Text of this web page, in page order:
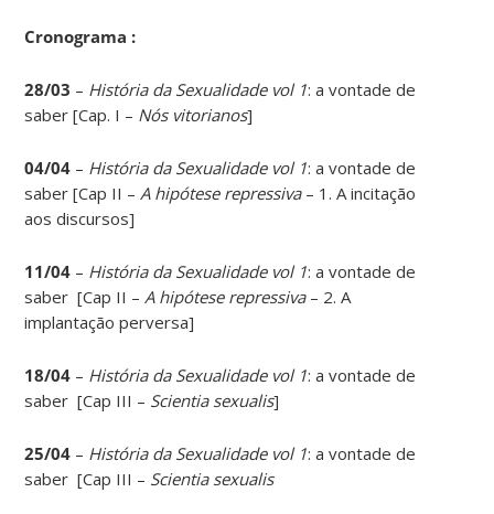
Cronograma :
28/03 – História da Sexualidade vol 1: a vontade de
saber [Cap. I – Nós vitorianos]
04/04 – História da Sexualidade vol 1: a vontade de
saber [Cap II – A hipótese repressiva– 1. A incitação
aos discursos]
11/04 – História da Sexualidade vol 1: a vontade de
saber [Cap II – A hipótese repressiva– 2. A
implantação perversa]
18/04 – História da Sexualidade vol 1: a vontade de
saber [Cap III – Scientia sexualis]
25/04 – História da Sexualidade vol 1: a vontade de
saber [Cap III – Scientia sexualis